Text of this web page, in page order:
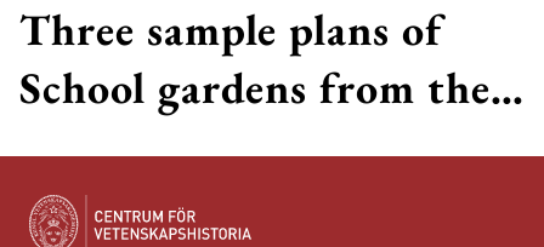
Three sample plans of
School gardens from the…